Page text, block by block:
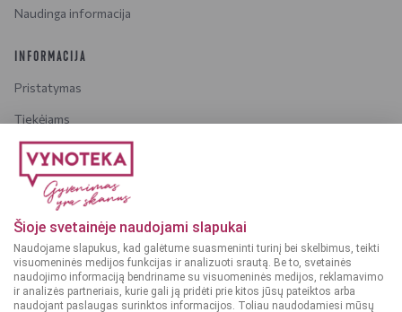
Šioje svetainėje naudojami slapukai
Naudojame slapukus, kad galėtume suasmeninti turinį bei skelbimus, teikti
visuomeninės medijos funkcijas ir analizuoti srautą. Be to, svetainės
naudojimo informaciją bendriname su visuomeninės medijos, reklamavimo
ir analizės partneriais, kurie gali ją pridėti prie kitos jūsų pateiktos arba
naudojant paslaugas surinktos informacijos. Toliau naudodamiesi mūsų
Naudinga informacija
INFORMACIJA
Pristatymas
Tiekėjams
Karjera
Dažniausiai užduodami klausimai
Dėmesio!
Alkoholinius gėrimus gali įsigyti tik asmenys,
kuriems yra ne mažiau kaip 20 metų.